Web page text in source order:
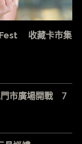
Fest 收藏卡市集
門市廣場開戰 7